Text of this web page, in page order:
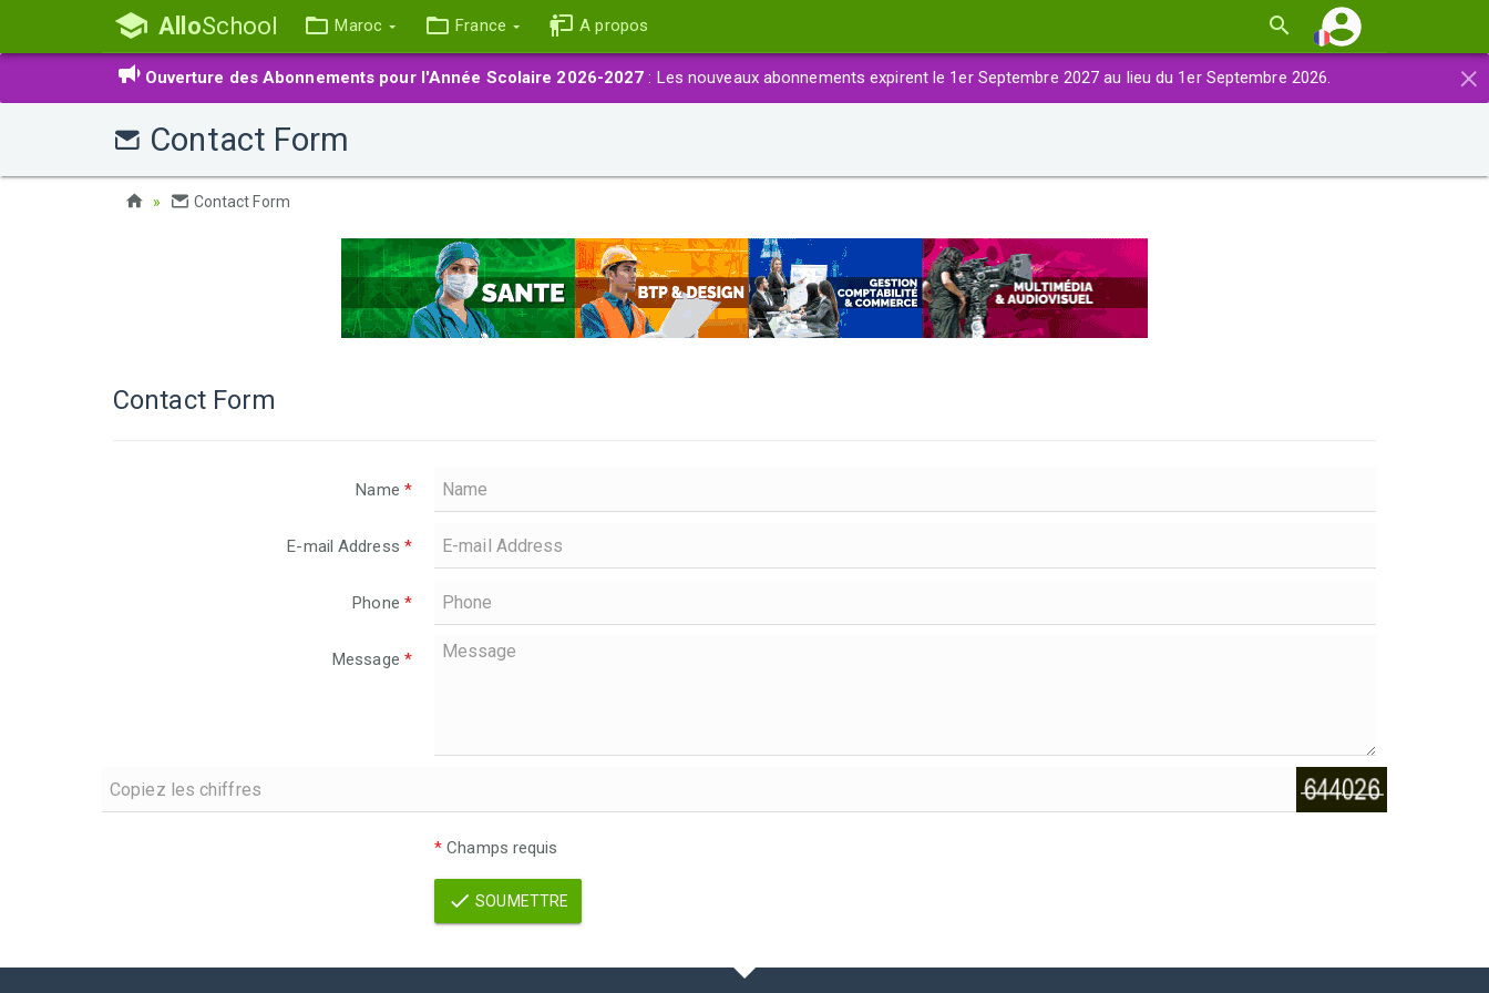
AlloSchool Maroc France A propos
×
Ouverture des Abonnements pour l'Année Scolaire 2026-2027 : Les nouveaux abonnements expirent le 1er Septembre 2027 au lieu du 1er Septembre 2026.
Contact Form
Contact Form
Contact Form
Name *
E-mail Address *
Phone *
Message *
* Champs requis
SOUMETTRE